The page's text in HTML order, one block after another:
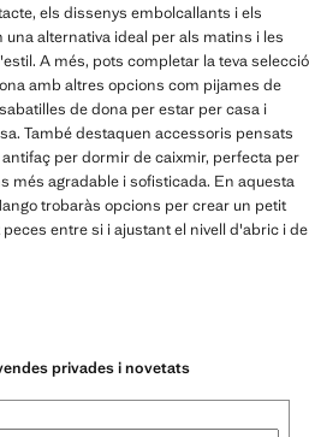
els dissenys embolcallants i els
alternativa ideal per als matins i les
A més, pots completar la teva selecció
amb altres opcions com pijames de
de dona per estar per casa i
També destaquen accessoris pensats
per dormir de caixmir, perfecta per
més agradable i sofisticada. En aquesta
trobaràs opcions per crear un petit
entre si i ajustant el nivell d'abric i de
privades i novetats